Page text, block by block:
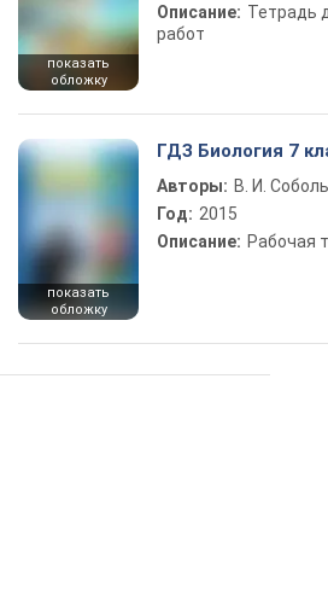
показать
обложку
Описание: Тетрадь
работ
показать
обложку
ГДЗ Биология 7
Авторы: В. И. Соболь
Год: 2015
Описание: Рабочая